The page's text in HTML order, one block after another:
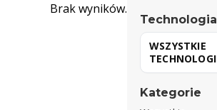
Brak wyników.
Technologia
Kategorie